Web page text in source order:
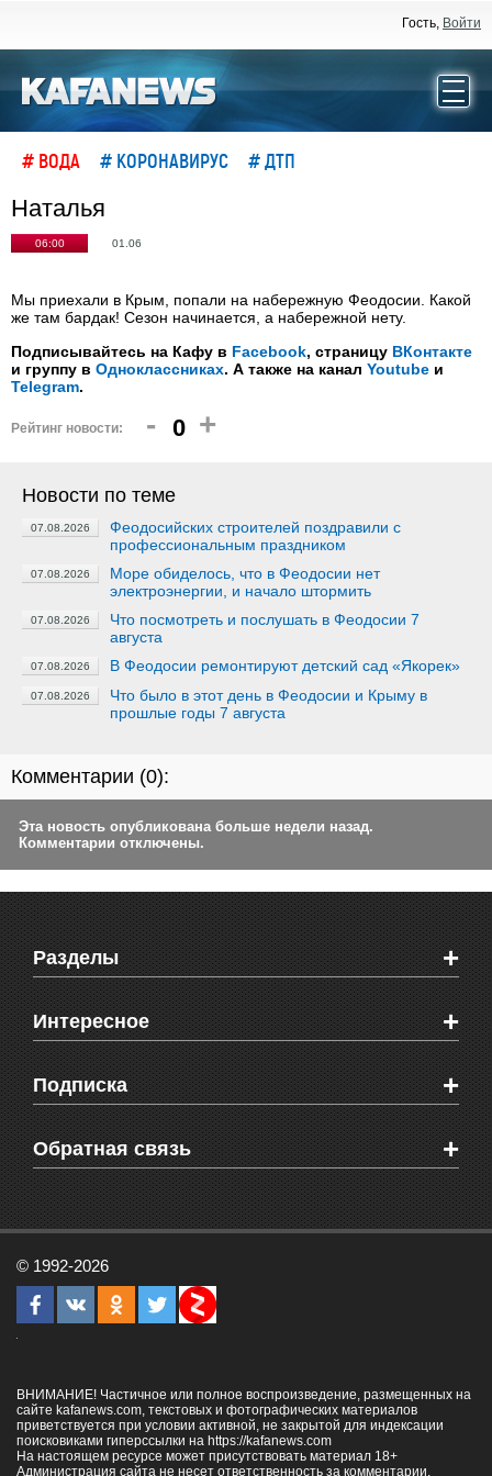
Гость, Войти
# ВОДА # КОРОНАВИРУС # ДТП
Наталья
06:00 01.06
Мы приехали в Крым, попали на набережную Феодосии. Какой
же там бардак! Сезон начинается, а набережной нету.
Подписывайтесь на Кафу в Facebook, страницу ВКонтакте
и группу в Одноклассниках. А также на канал Youtube и
Telegram.
Рейтинг новости: - 0 +
Новости по теме
07.08.2026
Феодосийских строителей поздравили с
профессиональным праздником
07.08.2026
Море обиделось, что в Феодосии нет
электроэнергии, и начало штормить
07.08.2026
Что посмотреть и послушать в Феодосии 7
августа
07.08.2026 В Феодосии ремонтируют детский сад «Якорек»
07.08.2026
Что было в этот день в Феодосии и Крыму в
прошлые годы 7 августа
Комментарии (0):
Эта новость опубликована больше недели назад.
Комментарии отключены.
Разделы +
Новости Феодосии
Новости Крыма
Мировые новости
Объявления
Здоровье
СМС мнения читателей
Интересное +
Видео о Феодосии
Веб-камеры Феодосии
Блоги феодосийцев
Школы Феодосии
Подписка +
Печатная версия газеты "Кафа"
RSS
Обратная связь +
Рекламодателям
Контактная информация
© 1992-2026
ВНИМАНИЕ! Частичное или полное воспроизведение, размещенных на
сайте kafanews.com, текстовых и фотографических материалов
приветствуется при условии активной, не закрытой для индексации
поисковиками гиперссылки на https://kafanews.com
На настоящем ресурсе может присутствовать материал 18+
Администрация сайта не несет ответственность за комментарии,